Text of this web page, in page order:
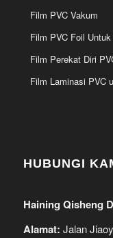
Film PVC Vakum
Film PVC Foil
Film Perekat Diri
Film Laminasi PVC
HUBUNGI
Haining Qisheng
Alamat: Jalan